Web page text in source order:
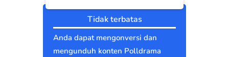
Tidak terbatas
Anda dapat mengonversi dan
mengunduh konten Polldrama